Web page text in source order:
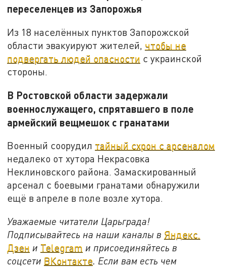
переселенцев из Запорожья
Из 18 населённых пунктов Запорожской
области эвакуируют жителей, чтобы не
подвергать людей опасности с украинской
стороны.
В Ростовской области задержали
военнослужащего, спрятавшего в поле
армейский вещмешок с гранатами
Военный соорудил тайный схрон с арсеналом
недалеко от хутора Некрасовка
Неклиновского района. Замаскированный
арсенал с боевыми гранатами обнаружили
ещё в апреле в поле возле хутора.
Уважаемые читатели Царьграда!
Подписывайтесь на наши каналы в Яндекс.
Дзен и Telegram и присоединяйтесь в
соцсети ВКонтакте. Если вам есть чем